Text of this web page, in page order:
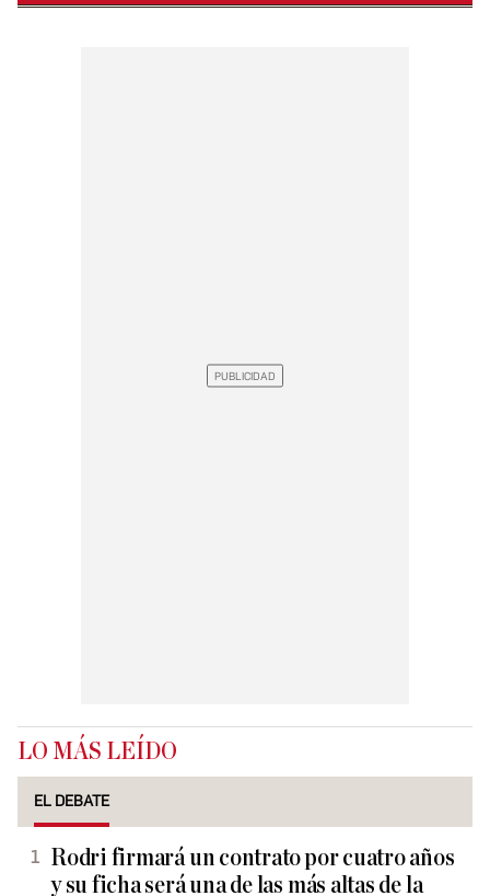
LO MÁS LEÍDO
EL DEBATE
Rodri firmará un contrato por cuatro años
y su ficha será una de las más altas de la